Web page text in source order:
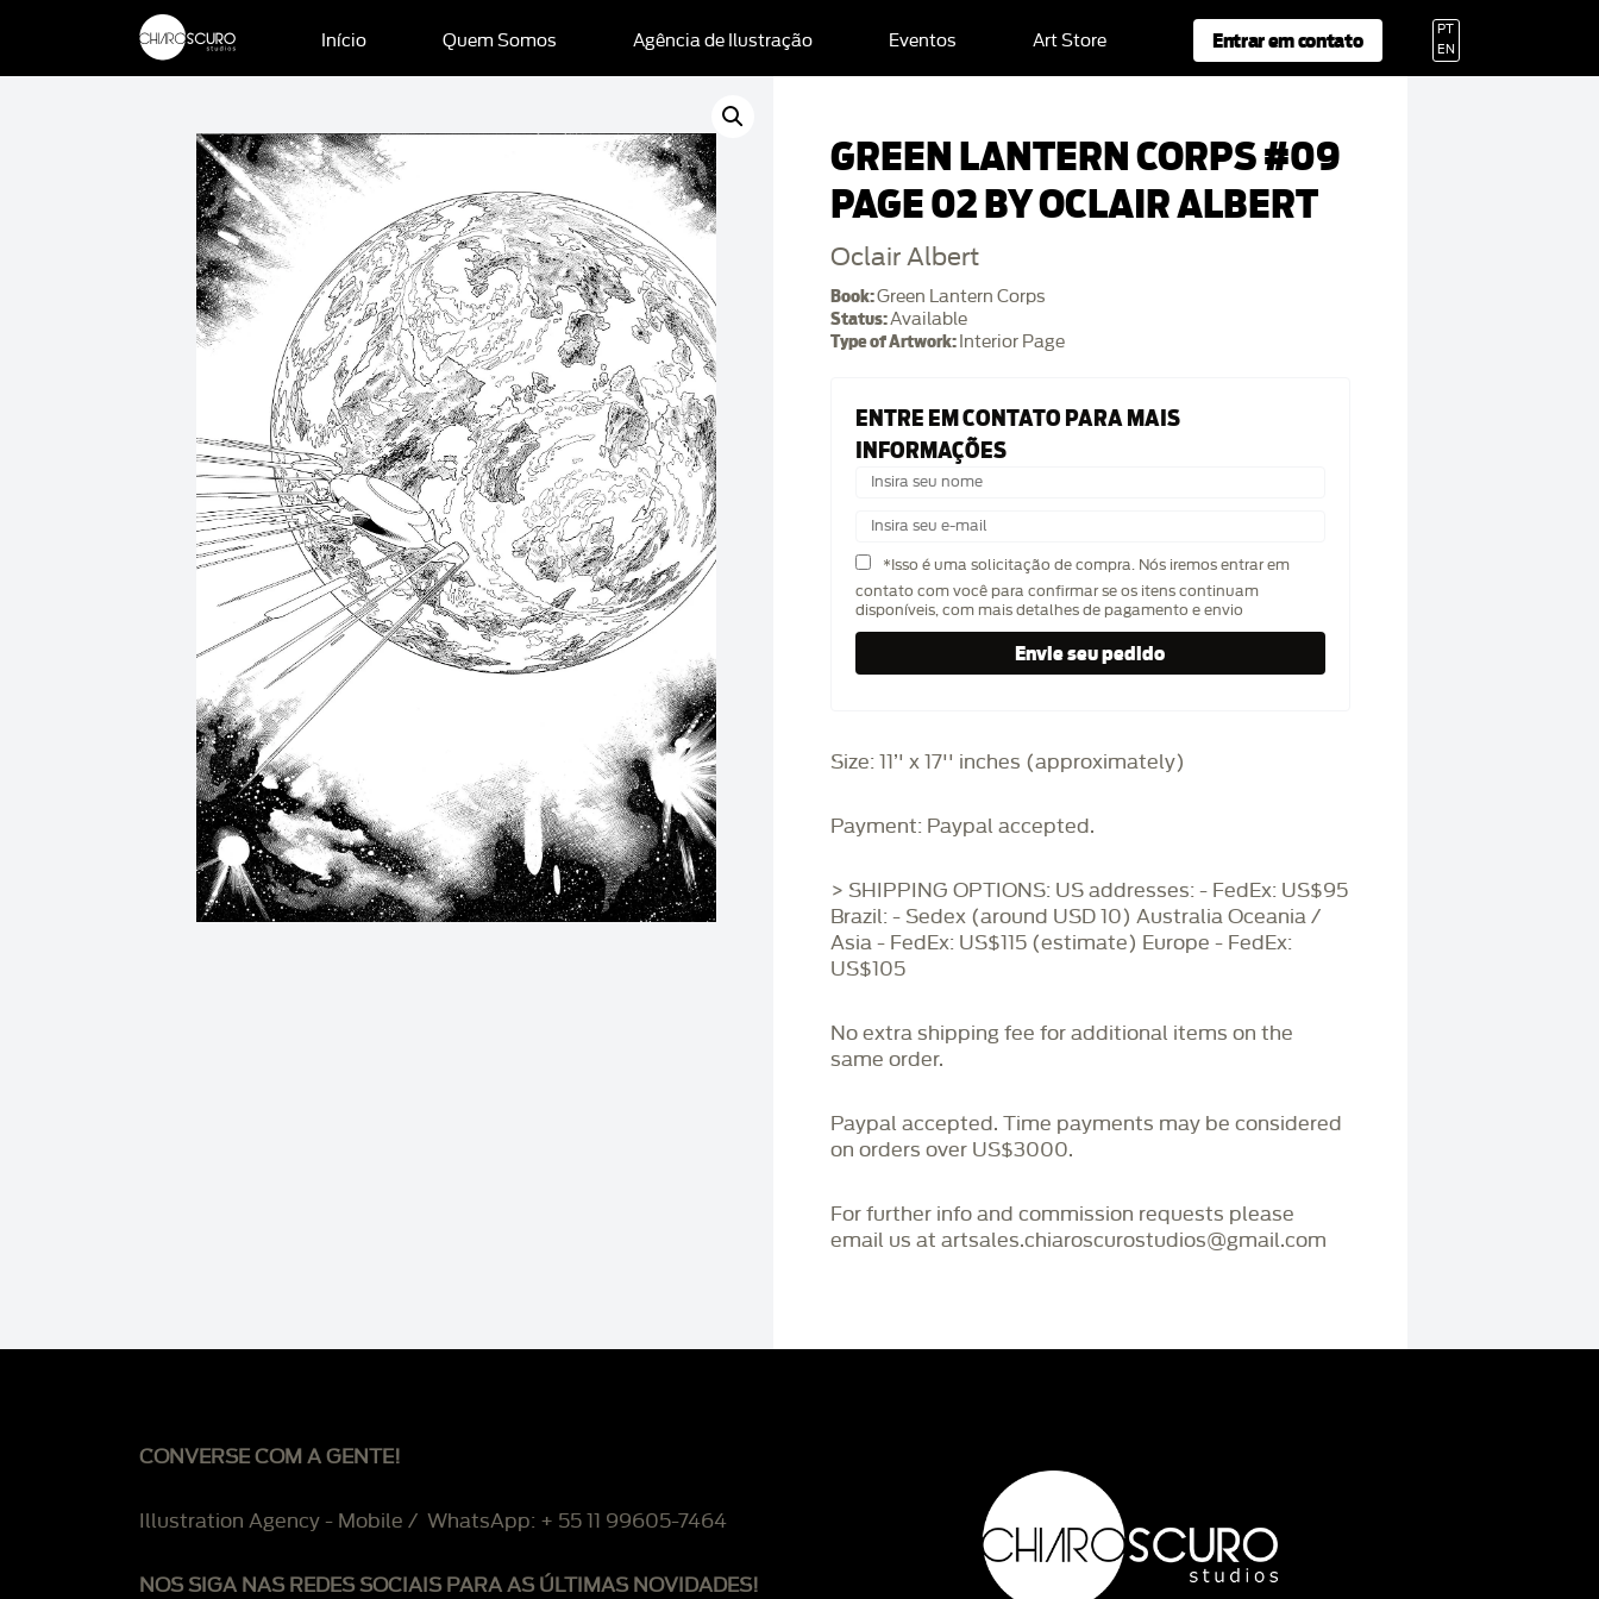
Início Quem Somos Agência de Ilustração Eventos Art Store Entrar em contato
PT
EN
GREEN LANTERN CORPS #09
PAGE 02 BY OCLAIR ALBERT
Oclair Albert
Book:Green Lantern Corps
Status:Available
Type of Artwork: Interior Page
ENTRE EM CONTATO PARA MAIS
INFORMAÇÕES
*Isso é uma solicitação de compra. Nós iremos entrar em
contato com você para confirmar se os itens continuam
disponíveis, com mais detalhes de pagamento e envio
Size: 11’' x 17'' inches (approximately)
Payment: Paypal accepted.
> SHIPPING OPTIONS: US addresses: - FedEx: US$95
Brazil: - Sedex (around USD 10) Australia Oceania /
Asia - FedEx: US$115 (estimate) Europe - FedEx:
US$105
No extra shipping fee for additional items on the
same order.
Paypal accepted. Time payments may be considered
on orders over US$3000.
For further info and commission requests please
email us at artsales.chiaroscurostudios@gmail.com
CONVERSE COM A GENTE!
Illustration Agency - Mobile / WhatsApp: + 55 11 99605-7464
NOS SIGA NAS REDES SOCIAIS PARA AS ÚLTIMAS NOVIDADES!